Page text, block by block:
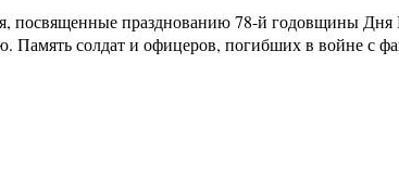
посвященные празднованию 78-й годовщины
солдат и офицеров, погибших в войне с